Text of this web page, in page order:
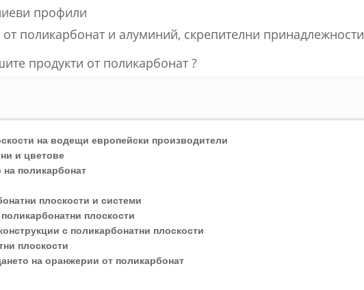
профили
поликарбонат и алуминий, скрепителни принадлежности
продукти от поликарбонат ?
на водещи европейски производители
и цветове
на поликарбонат
плоскости и системи
плоскости
с поликарбонатни плоскости
плоскости
на оранжерии от поликарбонат